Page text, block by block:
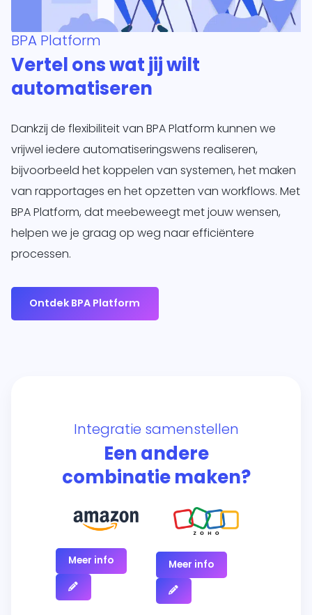
BPA Platform
Vertel ons wat jij wilt
automatiseren
Dankzij de flexibiliteit van BPA Platform kunnen we
vrijwel iedere automatiseringswens realiseren,
bijvoorbeeld het koppelen van systemen, het maken
van rapportages en het opzetten van workflows. Met
BPA Platform, dat meebeweegt met jouw wensen,
helpen we je graag op weg naar efficiëntere
processen.
Ontdek BPA Platform
Integratie samenstellen
Een andere
combinatie maken?
Meer info Meer info